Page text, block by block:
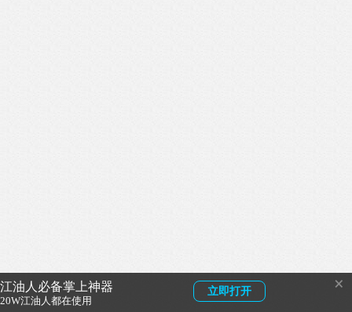
江油人必备掌上神器
20W江油人都在使用
立即打开 ×